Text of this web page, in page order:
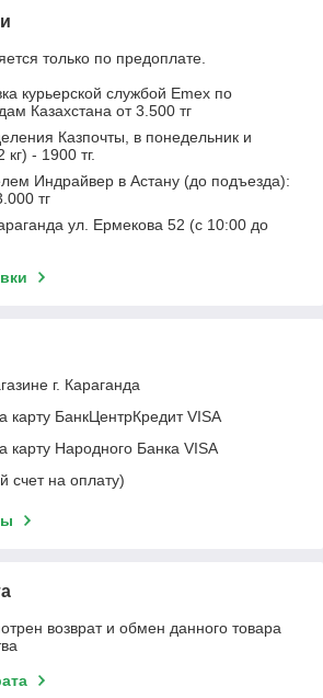
только по предоплате.
курьерской службой Emex по
Казахстана от 3.500 тг
Казпочты, в понедельник и
кг) - 1900 тг.
Индрайвер в Астану (до подъезда):
тг
ул. Ермекова 52 (с 10:00 до
г. Караганда
карту БанкЦентрКредит VISA
карту Народного Банка VISA
счет на оплату)
возврат и обмен данного товара